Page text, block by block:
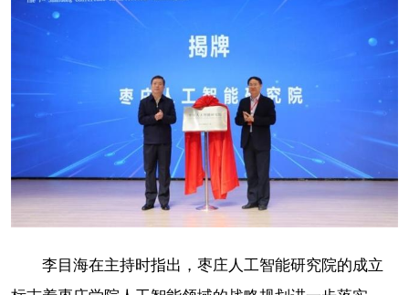
李目海在主持时指出，枣庄人工智能研究院的成立